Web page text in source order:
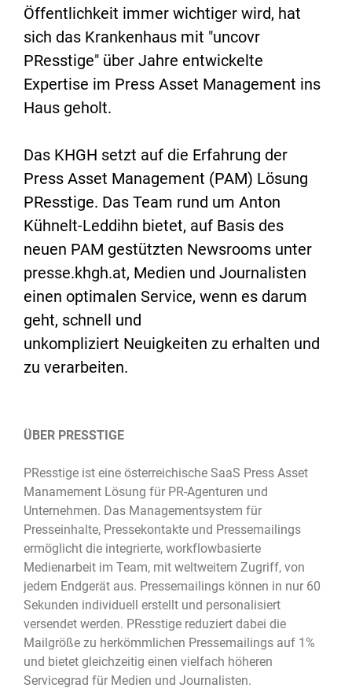
Öffentlichkeit immer wichtiger wird, hat
sich das Krankenhaus mit "uncovr
PResstige" über Jahre entwickelte
Expertise im Press Asset Management ins
Haus geholt.
Das KHGH setzt auf die Erfahrung der
Press Asset Management (PAM) Lösung
PResstige. Das Team rund um Anton
Kühnelt-Leddihn bietet, auf Basis des
neuen PAM gestützten Newsrooms unter
presse.khgh.at, Medien und Journalisten
einen optimalen Service, wenn es darum
geht, schnell und
unkompliziert Neuigkeiten zu erhalten und
zu verarbeiten.
ÜBER PRESSTIGE
PResstige ist eine österreichische SaaS Press Asset
Manamement Lösung für PR-Agenturen und
Unternehmen. Das Managementsystem für
Presseinhalte, Pressekontakte und Pressemailings
ermöglicht die integrierte, workflowbasierte
Medienarbeit im Team, mit weltweitem Zugriff, von
jedem Endgerät aus. Pressemailings können in nur 60
Sekunden individuell erstellt und personalisiert
versendet werden. PResstige reduziert dabei die
Mailgröße zu herkömmlichen Pressemailings auf 1%
und bietet gleichzeitig einen vielfach höheren
Servicegrad für Medien und Journalisten.